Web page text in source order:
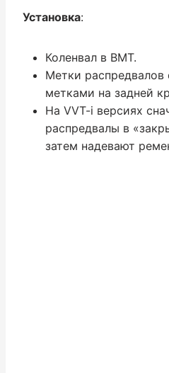
Установка:
Коленвал в ВМТ.
Метки
метками на задней
На VVT-i версиях
распредвалы в
затем надевают